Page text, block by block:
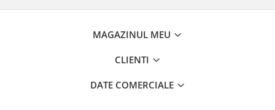
MAGAZINUL MEU
CLIENTI
DATE COMERCIALE